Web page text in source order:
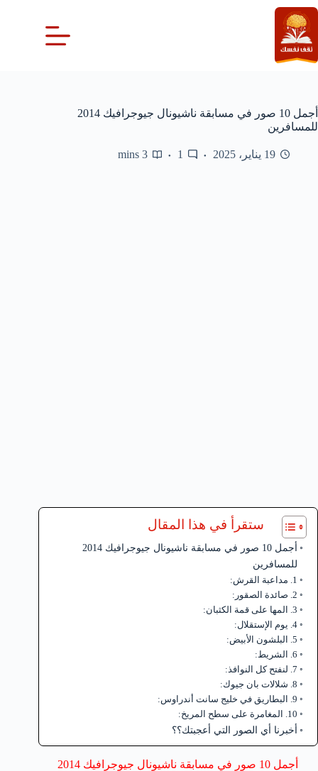
التجاوز
إلى
المحتوى
أجمل 10 صور في مسابقة ناشيونال جيوجرافيك 2014
للمسافرين
19 يناير، 2025 1
3 mins
ستقرأ في هذا المقال
أجمل 10 صور في مسابقة ناشيونال جيوجرافيك 2014
للمسافرين
1. مداعبة القرش:
2. صائدة الصقور:
3. المها على قمة الكثبان:
4. يوم الإستقلال:
5. البلشون الأبيض:
6. الشريط:
7. لنفتح كل النوافذ:
8. شلالات بان جيوك:
9. البطاريق في خليج سانت أندراوس:
10. المغامرة على سطح المريخ:
أخبرنا أي الصور التي أعجبتك؟؟
أجمل 10 صور في مسابقة ناشيونال جيوجرافيك 2014